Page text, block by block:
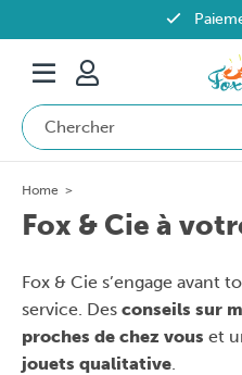
Livraison
Home >
Fox & Cie à
Fox & Cie s’engage avant
service. Des conseils sur
proches de chez vous et
jouets qualitative.